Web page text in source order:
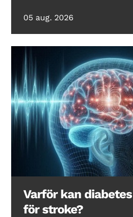
05 aug. 2026
Varför kan
för stroke?